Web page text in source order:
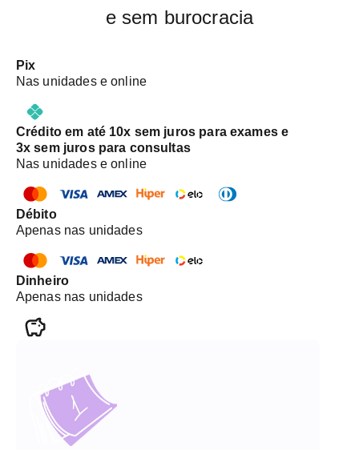
e sem burocracia
Pix
Nas unidades e online
Crédito em até 10x sem juros para exames e
3x sem juros para consultas
Nas unidades e online
Débito
Apenas nas unidades
Dinheiro
Apenas nas unidades